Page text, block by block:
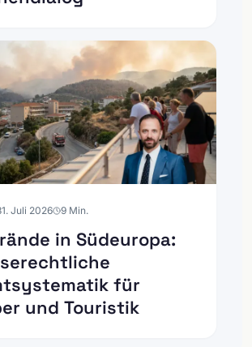
Juli 2026 9 Min.
in Südeuropa:
für
und Touristik